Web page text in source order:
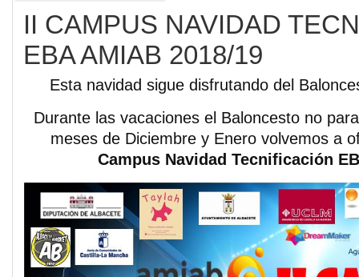
II CAMPUS NAVIDAD
EBA AMIAB 2018/19
Esta navidad sigue disfrutando del
Durante las vacaciones el Baloncesto no
meses de Diciembre y Enero volvemos a
Campus Navidad Tecnificación